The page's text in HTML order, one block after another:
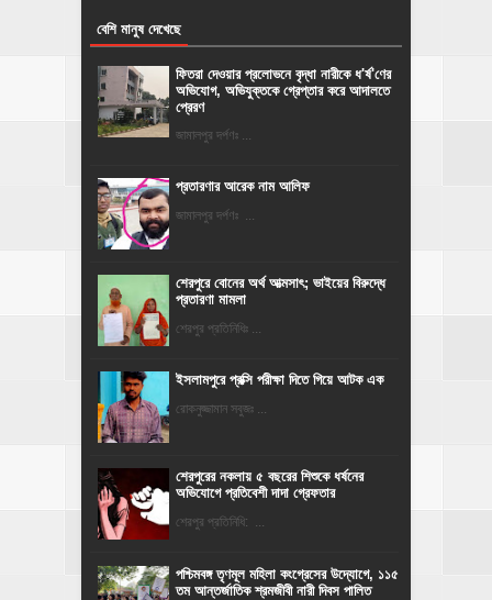
বেশি মানুষ দেখেছে
ফিতরা দেওয়ার প্রলোভনে বৃদ্ধা নারীকে ধ'র্ষ'ণের
অভিযোগ, অভিযুক্তকে গ্রেপ্তার করে আদালতে
প্রেরণ
জামালপুর দর্পণঃ ...
প্রতারণার আরেক নাম আলিফ
জামালপুর দর্পণঃ ...
শেরপুরে বোনের অর্থ আত্মসাৎ; ভাইয়ের বিরুদ্ধে
প্রতারণা মামলা
শেরপুর প্রতিনিধিঃ ...
ইসলামপুরে প্রক্সি পরীক্ষা দিতে গিয়ে আটক এক
রোকনুজ্জামান সবুজঃ ...
শেরপুরের নকলায় ৫ বছরের শিশুকে ধর্ষনের
অভিযোগে প্রতিবেশী দাদা গ্রেফতার
শেরপুর প্রতিনিধি: ...
পশ্চিমবঙ্গ তৃণমূল মহিলা কংগ্রেসের উদ্যোগে, ১১৫
তম আন্তর্জাতিক শ্রমজীবী নারী দিবস পালিত